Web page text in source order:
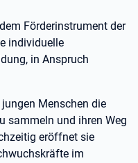
Förderinstrument der
individuelle
in Anspruch
Menschen die
sammeln und ihren Weg
eröffnet sie
im